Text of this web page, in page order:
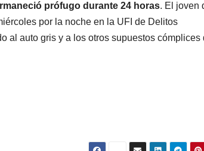
prófugo durante 24 horas. El joven
por la noche en la UFI de Delitos
al auto gris y a los otros supuestos cómplices
Mendoza para
robarle: fue
robar